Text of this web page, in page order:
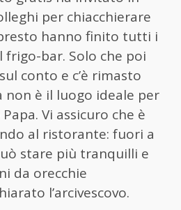
per chiacchierare
hanno finito tutti i
bar. Solo che poi
conto e c’è rimasto
non è il luogo ideale per
Vi assicuro che è
al ristorante: fuori a
stare più tranquilli e
da orecchie
l’arcivescovo.